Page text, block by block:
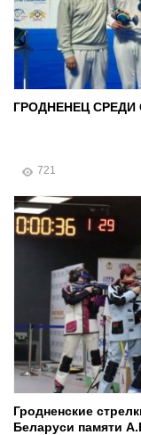
ГРОДНЕНЕЦ
721
Гродненские
Беларуси памяти